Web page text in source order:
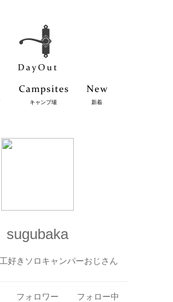
キャンプ場 新着
sugubaka
好きソロキャンパーおじさん
フォロワー
フォロー中